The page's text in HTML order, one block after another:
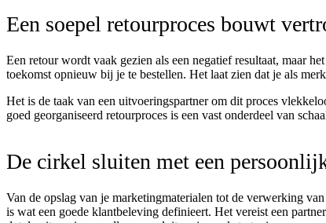
Een soepel retourproces bouwt
Een retour wordt vaak gezien als een negatief resultaat, maar
toekomst opnieuw bij je te bestellen. Het laat zien dat je als
Het is de taak van een uitvoeringspartner om dit proces
goed georganiseerd retourproces is een vast onderdeel van
De cirkel sluiten met een
Van de opslag van je marketingmaterialen tot de verwerking
is wat een goede klantbeleving definieert. Het vereist een